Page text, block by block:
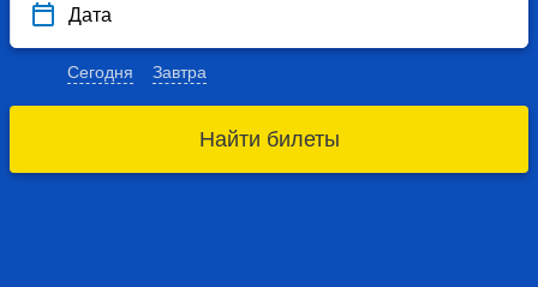
Дата
Сегодня Завтра
Найти билеты